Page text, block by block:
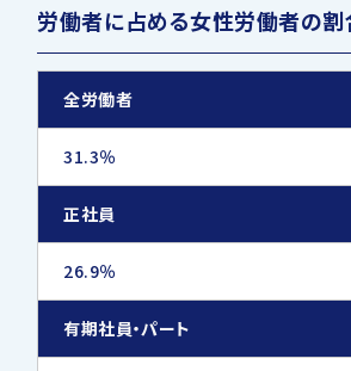
浄化槽管理士
コンクリート診断士
コンクリート技士
iTECS専門技術者
エネルギー管理講習
酸素欠乏硫化水素危険作業主任
者
労働者に占める女性労働者の割
全労働者
31.3％
正社員
26.9％
有期社員・パート